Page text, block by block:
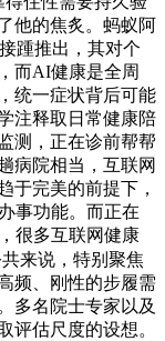
他的焦炙。蚂蚁阿
踵推出，其对个
而AI健康是全周
统一症状背后可能
注释取日常健康陪
测，正在诊前帮帮
病院相当，互联网
于完美的前提下，
事功能。而正在
很多互联网健康
来说，特别聚焦
频、刚性的步履需
多名院士专家以及
评估尺度的设想。